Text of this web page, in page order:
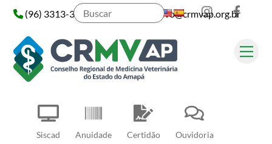
Skip
content
Siscad Anuidade Certidão Ouvidoria
Instagram
(96) 3313-3313
administrativo@crmvap.org.br
Pesquisar